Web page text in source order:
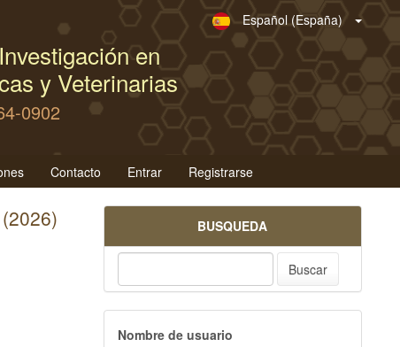
Español (España)
en
y Veterinarias
0902
Contacto Entrar Registrarse
BUSQUEDA
Buscar
Nombre de usuario